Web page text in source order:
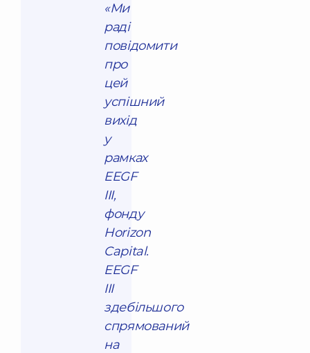
«Ми
раді
повідомити
про
цей
успішний
вихід
у
рамках
EEGF
III,
фонду
Horizon
Capital.
EEGF
III
здебільшого
спрямований
на